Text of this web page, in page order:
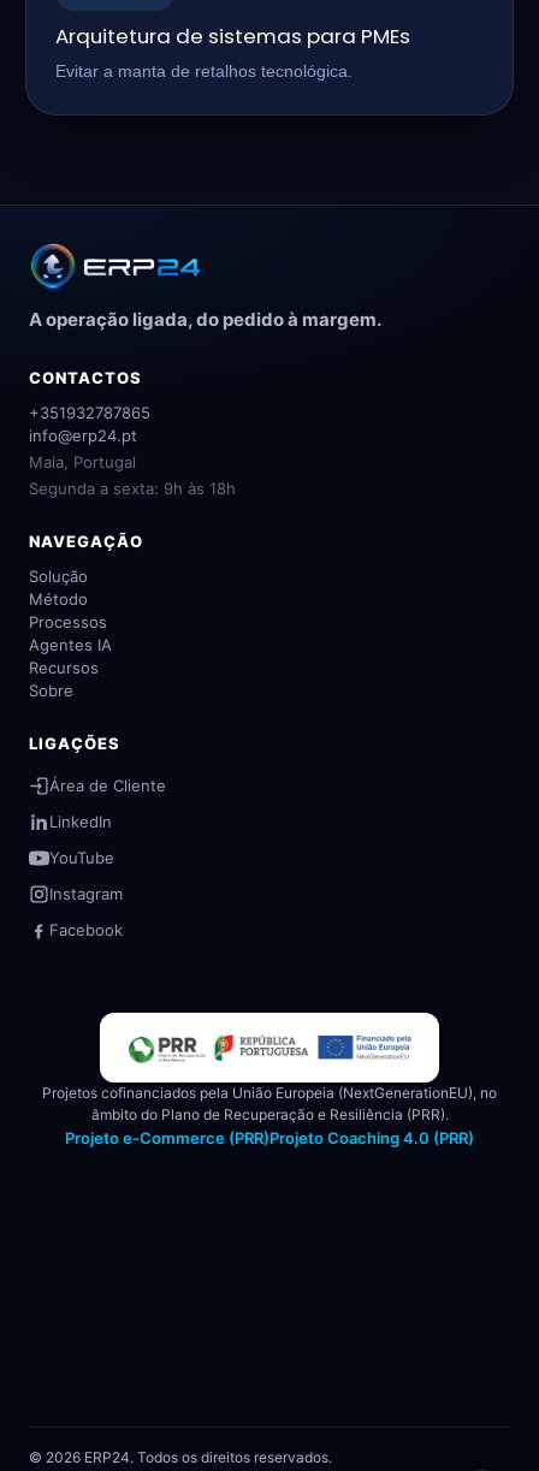
Arquitetura de sistemas para PMEs
Evitar a manta de retalhos tecnológica.
A operação ligada, do pedido à margem.
CONTACTOS
+351932787865
info@erp24.pt
Maia, Portugal
Segunda a sexta: 9h às 18h
NAVEGAÇÃO
Solução
Método
Processos
Agentes IA
Recursos
Sobre
LIGAÇÕES
Área de Cliente
LinkedIn
YouTube
Instagram
Facebook
Projetos cofinanciados pela União Europeia (NextGenerationEU), no
âmbito do Plano de Recuperação e Resiliência (PRR).
Projeto e-Commerce (PRR)Projeto Coaching 4.0 (PRR)
© 2026 ERP24. Todos os direitos reservados.